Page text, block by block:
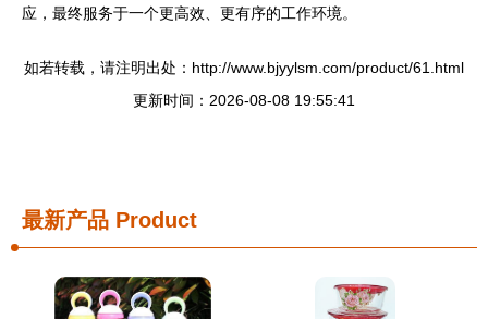
应，最终服务于一个更高效、更有序的工作环境。
如若转载，请注明出处：http://www.bjyylsm.com/product/61.html
更新时间：2026-08-08 19:55:41
最新产品 Product